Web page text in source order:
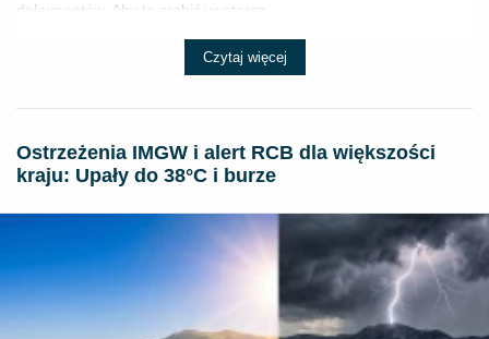
dokumentów. Aby to zrobić wystarcz...
Czytaj więcej
Ostrzeżenia IMGW i alert RCB dla większości
kraju: Upały do 38°C i burze